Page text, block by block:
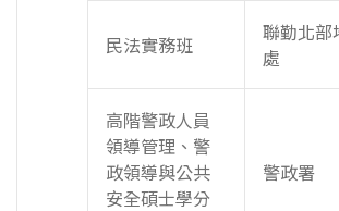
民法實務班
聯勤北部
處
高階警政人員
領導管理、警
政領導與公共
安全碩士學分
警政署